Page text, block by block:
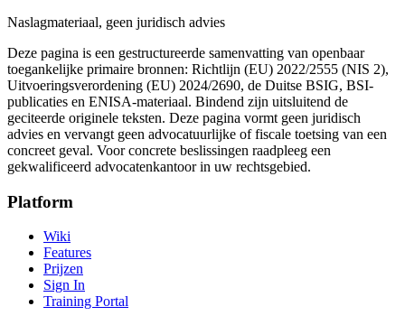
Naslagmateriaal, geen juridisch advies
Deze pagina is een gestructureerde samenvatting van openbaar
toegankelijke primaire bronnen: Richtlijn (EU) 2022/2555 (NIS 2),
Uitvoeringsverordening (EU) 2024/2690, de Duitse BSIG, BSI-
publicaties en ENISA-materiaal. Bindend zijn uitsluitend de
geciteerde originele teksten. Deze pagina vormt geen juridisch
advies en vervangt geen advocatuurlijke of fiscale toetsing van een
concreet geval. Voor concrete beslissingen raadpleeg een
gekwalificeerd advocatenkantoor in uw rechtsgebied.
Platform
Wiki
Features
Prijzen
Sign In
Training Portal